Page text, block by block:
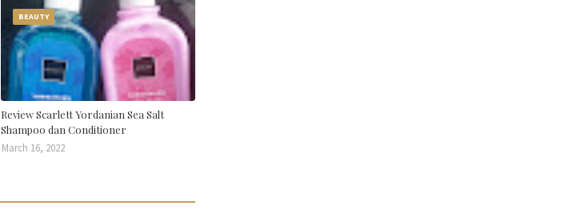
BEAUTY
Review Scarlett Yordanian Sea Salt
Shampoo dan Conditioner
March 16, 2022